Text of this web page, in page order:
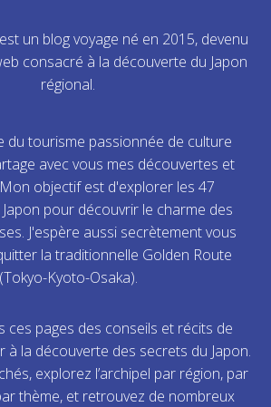
un blog voyage né en 2015, devenu
consacré à la découverte du Japon
régional.
du tourisme passionnée de culture
avec vous mes découvertes et
objectif est d'explorer les 47
pour découvrir le charme des
J'espère aussi secrètement vous
la traditionnelle Golden Route
(Tokyo-Kyoto-Osaka).
ces pages des conseils et récits de
à la découverte des secrets du Japon.
explorez l’archipel par région, par
thème, et retrouvez de nombreux